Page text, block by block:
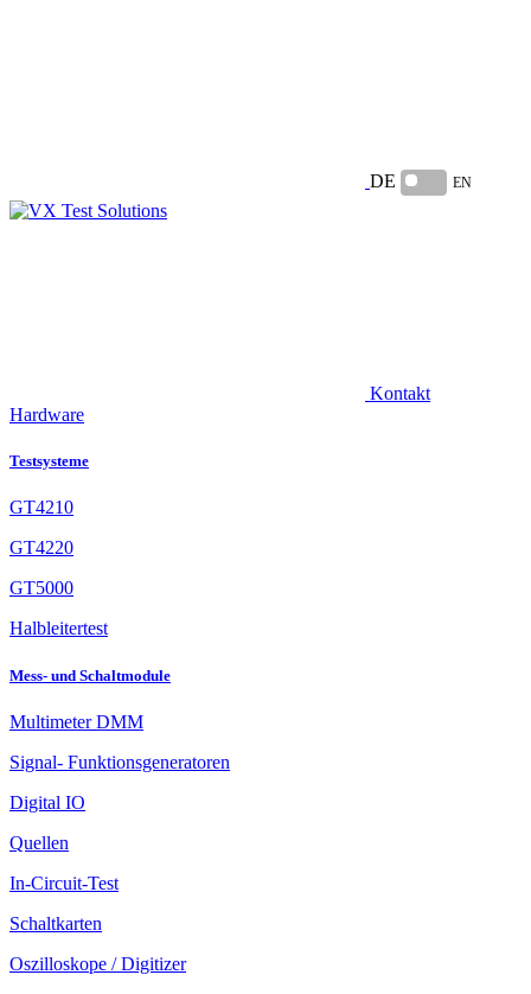
DE EN
Kontakt
Hardware
Testsysteme
GT4210
GT4220
GT5000
Halbleitertest
Mess- und Schaltmodule
Multimeter DMM
Signal- Funktionsgeneratoren
Digital IO
Quellen
In-Circuit-Test
Schaltkarten
Oszilloskope / Digitizer